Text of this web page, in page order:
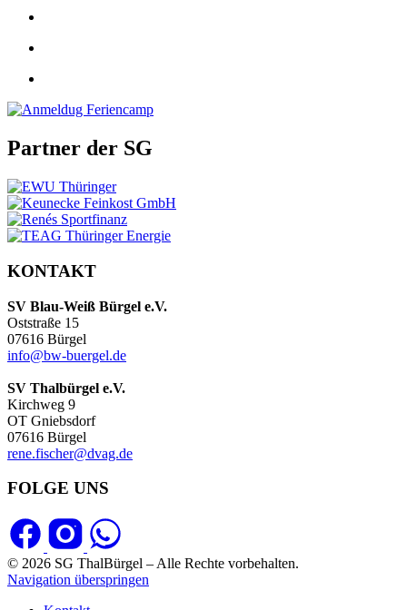
Partner der SG
KONTAKT
SV Blau-Weiß Bürgel e.V.
Oststraße 15
07616 Bürgel
info@bw-buergel.de
SV Thalbürgel e.V.
Kirchweg 9
OT Gniebsdorf
07616 Bürgel
rene.fischer@dvag.de
FOLGE UNS
© 2026 SG ThalBürgel – Alle Rechte vorbehalten.
Navigation überspringen